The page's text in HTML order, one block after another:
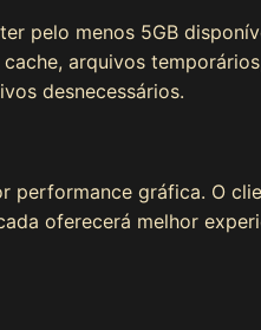
pelo menos 5GB
arquivos
desnecessários.
performance gráfica. O
oferecerá melhor